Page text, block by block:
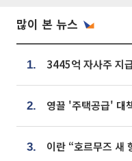
많이 본 뉴스
1.
2.
3.